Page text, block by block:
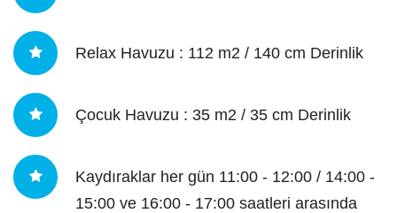
Relax Havuzu : 112 m2 / 140 cm Derinlik
Çocuk Havuzu : 35 m2 / 35 cm Derinlik
Kaydıraklar her gün 11:00 - 12:00 / 14:00 -
15:00 ve 16:00 - 17:00 saatleri arasında